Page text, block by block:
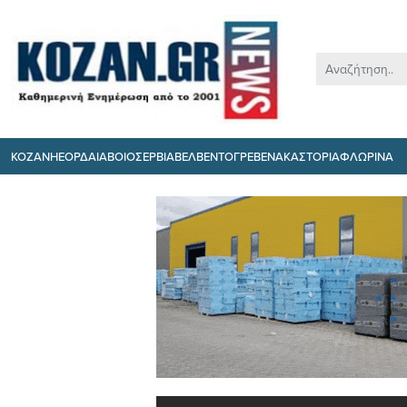
ΚΟΖΑΝΗΕΟΡΔΑΙΑΒΟΙΟΣΕΡΒΙΑΒΕΛΒΕΝΤΟΓΡΕΒΕΝΑΚΑΣΤΟΡΙΑΦΛΩΡΙΝΑ